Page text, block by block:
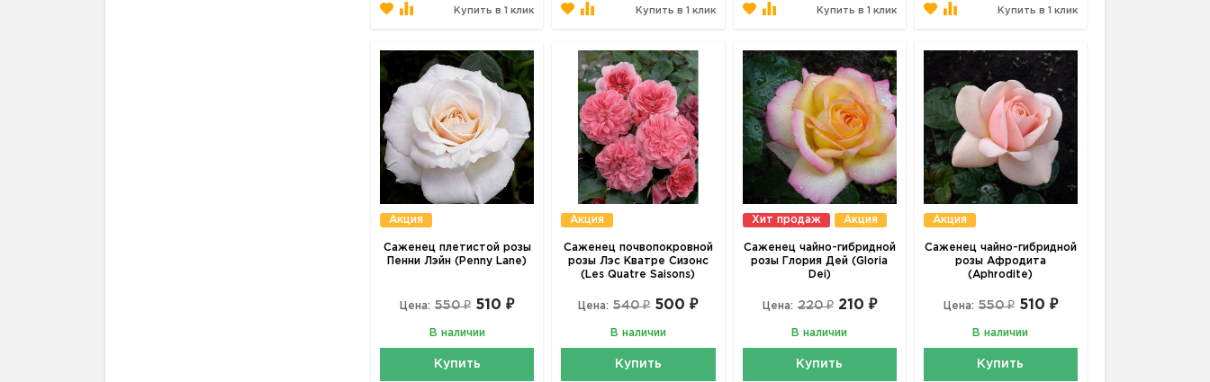
Купить в 1 клик Купить в 1 клик Купить в 1 клик Купить в 1 клик
Акция
Саженец плетистой розы
Пенни Лэйн (Penny Lane)
Цена: 550 ₽ 510 ₽
В наличии
Купить
Акция
Саженец почвопокровной
розы Лэс Кватре Сизонс
(Les Quatre Saisons)
Цена: 540 ₽ 500 ₽
В наличии
Купить
Хит продаж Акция
Саженец чайно-гибридной
розы Глория Дей (Gloria
Dei)
Цена: 220 ₽ 210 ₽
В наличии
Купить
Акция
Саженец чайно-гибридной
розы Афродита
(Aphrodite)
Цена: 550 ₽ 510 ₽
В наличии
Купить